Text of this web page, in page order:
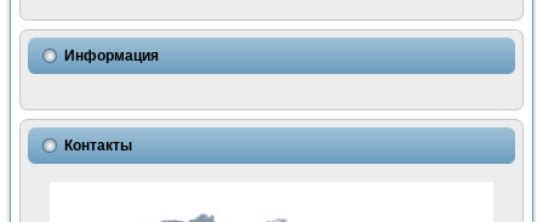
Использование NI LabVIEW для математического
Исследовние возможности создания измерителя ВАХ
Математическое моделирование генератора сигналов -
Применение осциллографического модуля с высоким
Симуляция отклика импульсного радиолокационного
Автоматизация формирования уравнений состояния для
Разработка автоматизированного стенда для измерения
Информация
Контакты